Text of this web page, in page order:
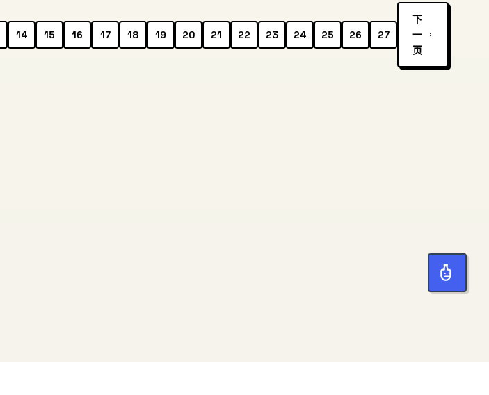
14 15 16 17 18 19 20 21 22 23 24 25 26 27
下
一
页